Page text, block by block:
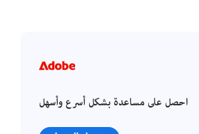
احصل على مساعدة بشكل أسرع وأسهل